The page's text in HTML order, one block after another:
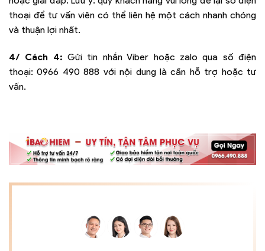
thoại để tư vấn viên có thể liên hệ một cách nhanh chóng
và thuận lợi nhất.
4/ Cách 4: Gửi tin nhắn Viber hoặc zalo qua số điện
thoại:0966 490 888 với nội dung là cần hỗ trợ hoặc tư
vấn.